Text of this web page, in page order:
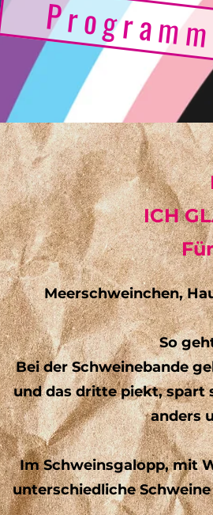
Meerschweinchen,
So
Bei der Schweinebande
und das dritte piekt, spart
anders
Im Schweinsgalopp, mit
unterschiedliche
ICH